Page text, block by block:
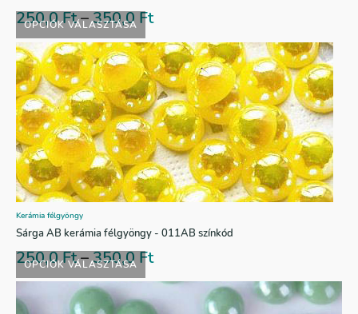
OPCIÓK VÁLASZTÁSA
250,0Ft–350,0Ft
OPCIÓK VÁLASZTÁSA
Kerámia félgyöngy
Sárga AB kerámia félgyöngy - 011AB színkód
250,0Ft–350,0Ft